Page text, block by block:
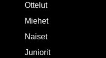
Ottelut
Miehet
Naiset
Juniorit